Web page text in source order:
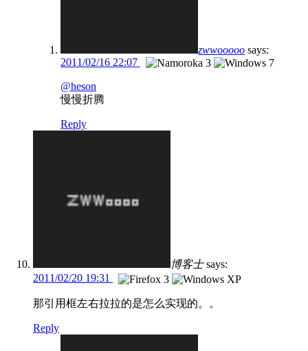
zwwooooo says:
2011/02/16 22:07
@heson
慢慢折腾
Reply
博客士 says:
2011/02/20 19:31
那引用框左右拉拉的是怎么实现的。。
Reply